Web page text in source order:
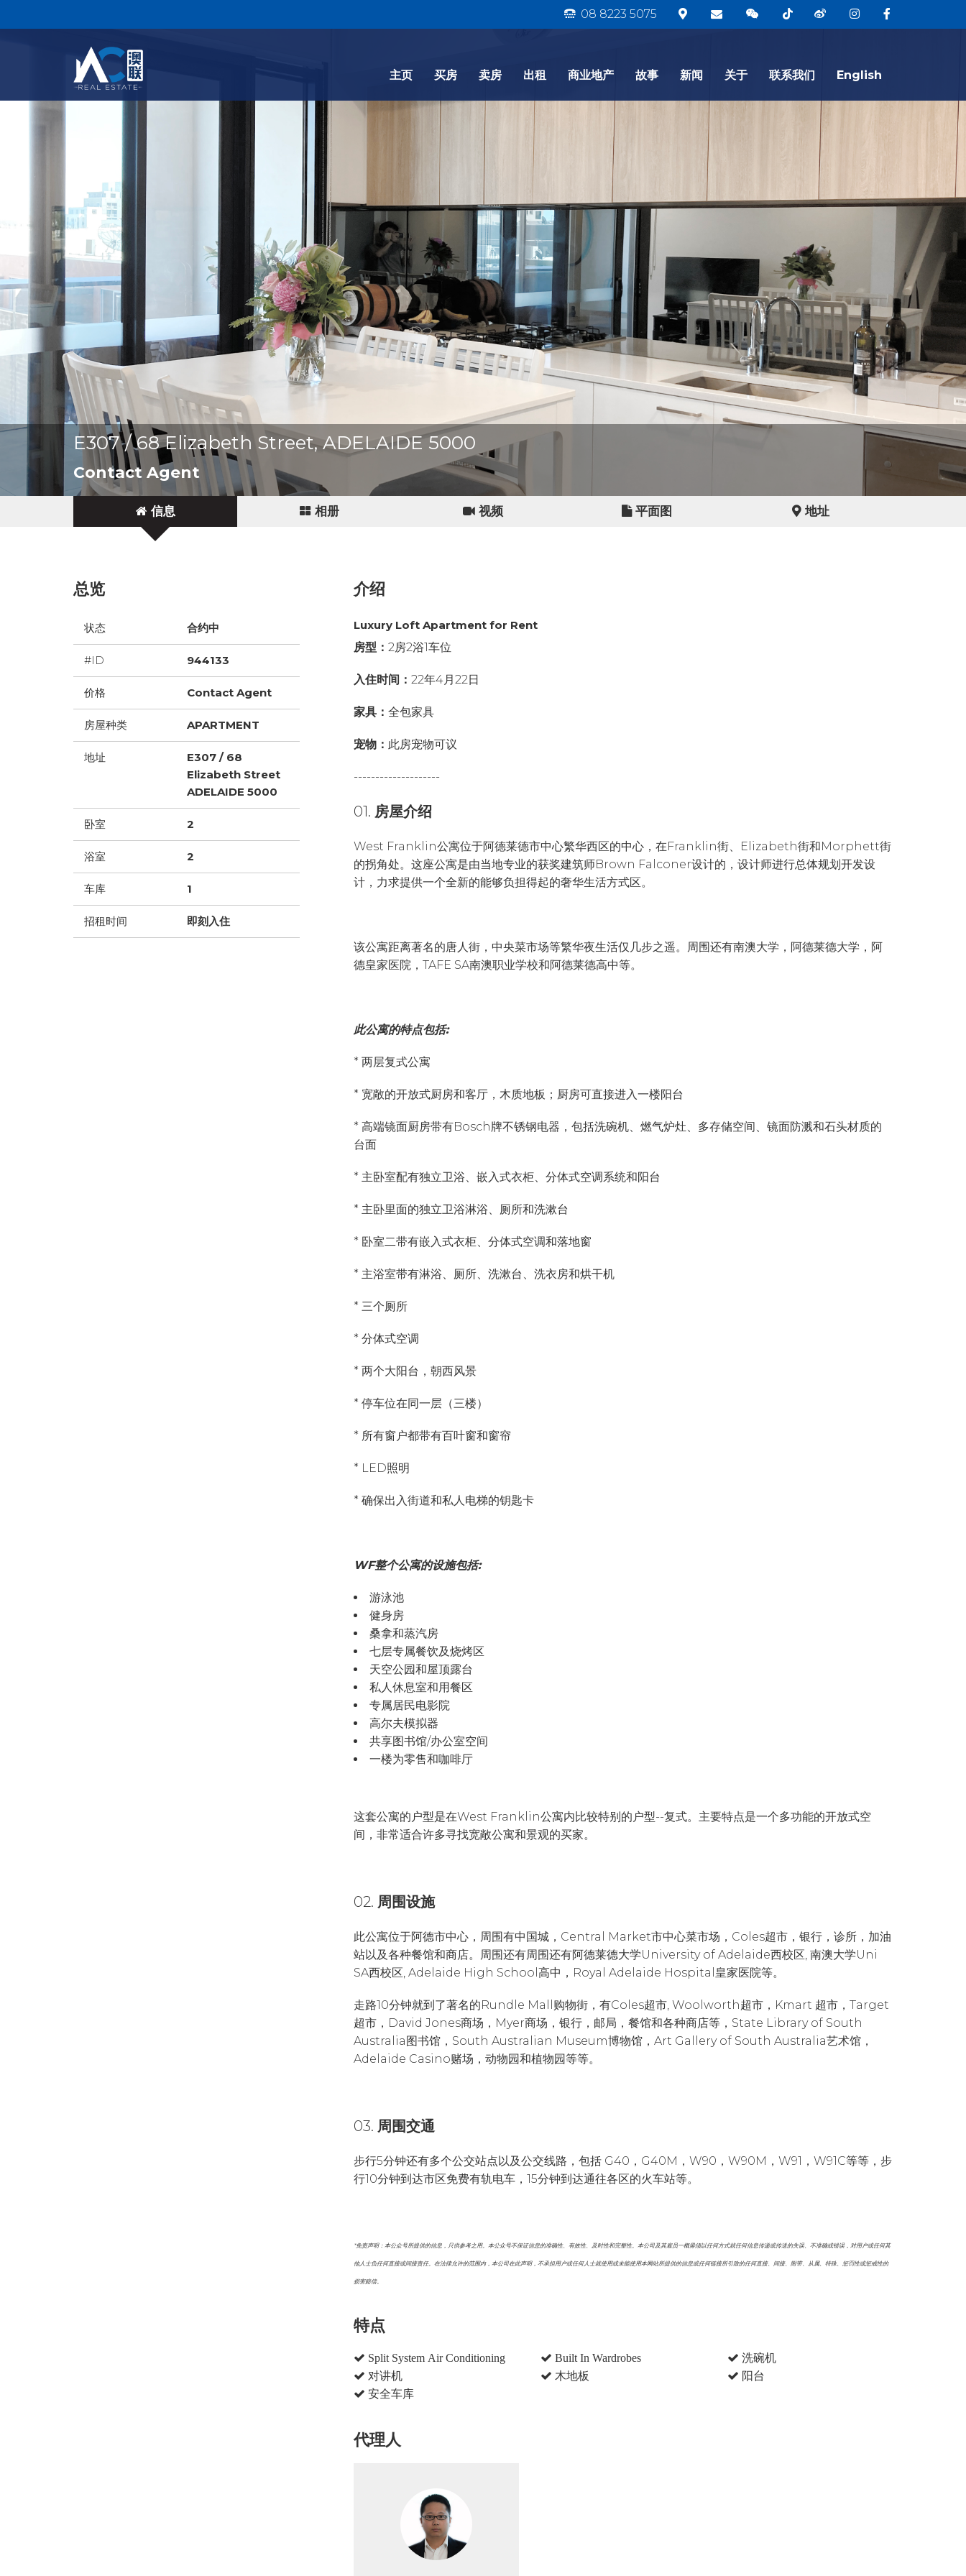
08 8223 5075
主页 买房 卖房 出租 商业地产 故事 新闻 关于 联系我们 English
E307 / 68 Elizabeth Street, ADELAIDE 5000
Contact Agent
信息 相册 视频 平面图 地址
总览
状态 合约中
#ID 944133
价格 Contact Agent
房屋种类 APARTMENT
地址
E307 / 68
Elizabeth Street
ADELAIDE 5000
卧室 2
浴室 2
车库 1
招租时间 即刻入住
介绍
Luxury Loft Apartment for Rent
房型： 2房2浴1车位
入住时间： 22年4月22日
家具： 全包家具
宠物： 此房宠物可议
--------------------
01. 房屋介绍
West Franklin公寓位于阿德莱德市中心繁华西区的中心，在Franklin街、Elizabeth街和Morphett街
的拐角处。这座公寓是由当地专业的获奖建筑师Brown Falconer设计的，设计师进行总体规划开发设
计，力求提供一个全新的能够负担得起的奢华生活方式区。
该公寓距离著名的唐人街，中央菜市场等繁华夜生活仅几步之遥。周围还有南澳大学，阿德莱德大学，阿
德皇家医院，TAFE SA南澳职业学校和阿德莱德高中等。
此公寓的特点包括:
* 两层复式公寓
* 宽敞的开放式厨房和客厅，木质地板；厨房可直接进入一楼阳台
* 高端镜面厨房带有Bosch牌不锈钢电器，包括洗碗机、燃气炉灶、多存储空间、镜面防溅和石头材质的
台面
* 主卧室配有独立卫浴、嵌入式衣柜、分体式空调系统和阳台
* 主卧里面的独立卫浴淋浴、厕所和洗漱台
* 卧室二带有嵌入式衣柜、分体式空调和落地窗
* 主浴室带有淋浴、厕所、洗漱台、洗衣房和烘干机
* 三个厕所
* 分体式空调
* 两个大阳台，朝西风景
* 停车位在同一层（三楼）
* 所有窗户都带有百叶窗和窗帘
* LED照明
* 确保出入街道和私人电梯的钥匙卡
WF整个公寓的设施包括:
游泳池
健身房
桑拿和蒸汽房
七层专属餐饮及烧烤区
天空公园和屋顶露台
私人休息室和用餐区
专属居民电影院
高尔夫模拟器
共享图书馆/办公室空间
一楼为零售和咖啡厅
这套公寓的户型是在West Franklin公寓内比较特别的户型--复式。主要特点是一个多功能的开放式空
间，非常适合许多寻找宽敞公寓和景观的买家。
02. 周围设施
此公寓位于阿德市中心，周围有中国城，Central Market市中心菜市场，Coles超市，银行，诊所，加油
站以及各种餐馆和商店。周围还有周围还有阿德莱德大学University of Adelaide西校区, 南澳大学Uni
SA西校区, Adelaide High School高中，Royal Adelaide Hospital皇家医院等。
走路10分钟就到了著名的Rundle Mall购物街，有Coles超市, Woolworth超市，Kmart 超市，Target
超市，David Jones商场，Myer商场，银行，邮局，餐馆和各种商店等，State Library of South
Australia图书馆，South Australian Museum博物馆，Art Gallery of South Australia艺术馆，
Adelaide Casino赌场，动物园和植物园等等。
03. 周围交通
步行5分钟还有多个公交站点以及公交线路，包括 G40，G40M，W90，W90M，W91，W91C等等，步
行10分钟到达市区免费有轨电车，15分钟到达通往各区的火车站等。
*免责声明：本公众号所提供的信息，只供参考之用。本公众号不保证信息的准确性、有效性、及时性和完整性。本公司及其雇员一概毋须以任何方式就任何信息传递或传送的失误、不准确或错误，对用户或任何其
他人士负任何直接或间接责任。在法律允许的范围内，本公司在此声明，不承担用户或任何人士就使用或未能使用本网站所提供的信息或任何链接所引致的任何直接、间接、附带、从属、特殊、惩罚性或惩戒性的
损害赔偿。
特点
Split System Air Conditioning Built In Wardrobes
洗碗机
对讲机
木地板
阳台
安全车库
代理人